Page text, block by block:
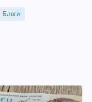
Блоги